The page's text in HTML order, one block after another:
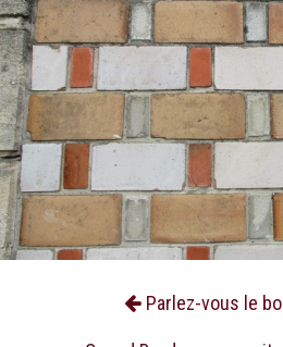
Parlez-vous le